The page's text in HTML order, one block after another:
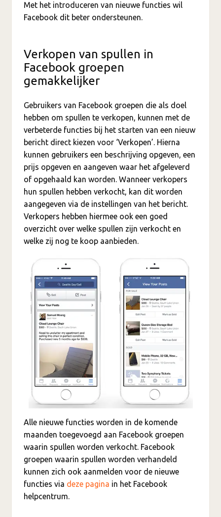
Met het introduceren van nieuwe functies wil
Facebook dit beter ondersteunen.
Verkopen van spullen in
Facebook groepen
gemakkelijker
Gebruikers van Facebook groepen die als doel
hebben om spullen te verkopen, kunnen met de
verbeterde functies bij het starten van een nieuw
bericht direct kiezen voor ‘Verkopen’. Hierna
kunnen gebruikers een beschrijving opgeven, een
prijs opgeven en aangeven waar het afgeleverd
of opgehaald kan worden. Wanneer verkopers
hun spullen hebben verkocht, kan dit worden
aangegeven via de instellingen van het bericht.
Verkopers hebben hiermee ook een goed
overzicht over welke spullen zijn verkocht en
welke zij nog te koop aanbieden.
Alle nieuwe functies worden in de komende
maanden toegevoegd aan Facebook groepen
waarin spullen worden verkocht. Facebook
groepen waarin spullen worden verhandeld
kunnen zich ook aanmelden voor de nieuwe
functies via deze pagina in het Facebook
helpcentrum.